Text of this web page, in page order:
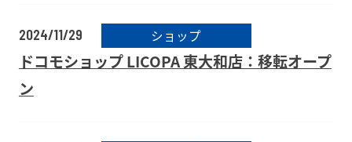
2024/11/29 ショップ
ドコモショップ LICOPA 東大和店：移転オープ
ン